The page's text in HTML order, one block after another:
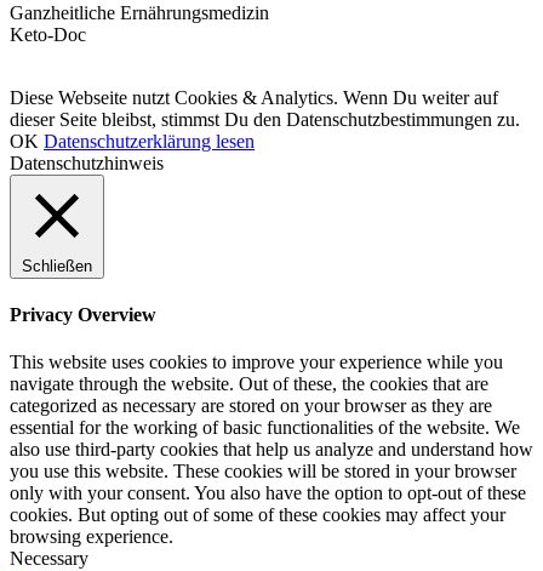
Ganzheitliche Ernährungsmedizin
Keto-Doc
Diese Webseite nutzt Cookies & Analytics. Wenn Du weiter auf
dieser Seite bleibst, stimmst Du den Datenschutzbestimmungen zu.
OK Datenschutzerklärung lesen
Datenschutzhinweis
Schließen
Privacy Overview
This website uses cookies to improve your experience while you
navigate through the website. Out of these, the cookies that are
categorized as necessary are stored on your browser as they are
essential for the working of basic functionalities of the website. We
also use third-party cookies that help us analyze and understand how
you use this website. These cookies will be stored in your browser
only with your consent. You also have the option to opt-out of these
cookies. But opting out of some of these cookies may affect your
browsing experience.
Necessary